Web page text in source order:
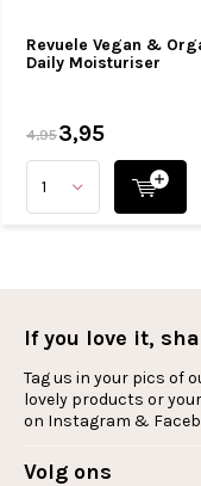
Revuele Vegan &
Daily Moisturiser
4,953,95
If you love it,
Tag us in your pics of
lovely products or
on Instagram &
Volg ons